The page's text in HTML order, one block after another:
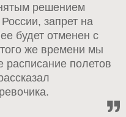
решением
запрет на
будет отменен с
же времени мы
расписание полетов